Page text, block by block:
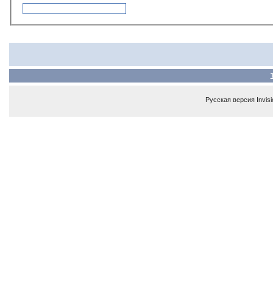
Русская версия